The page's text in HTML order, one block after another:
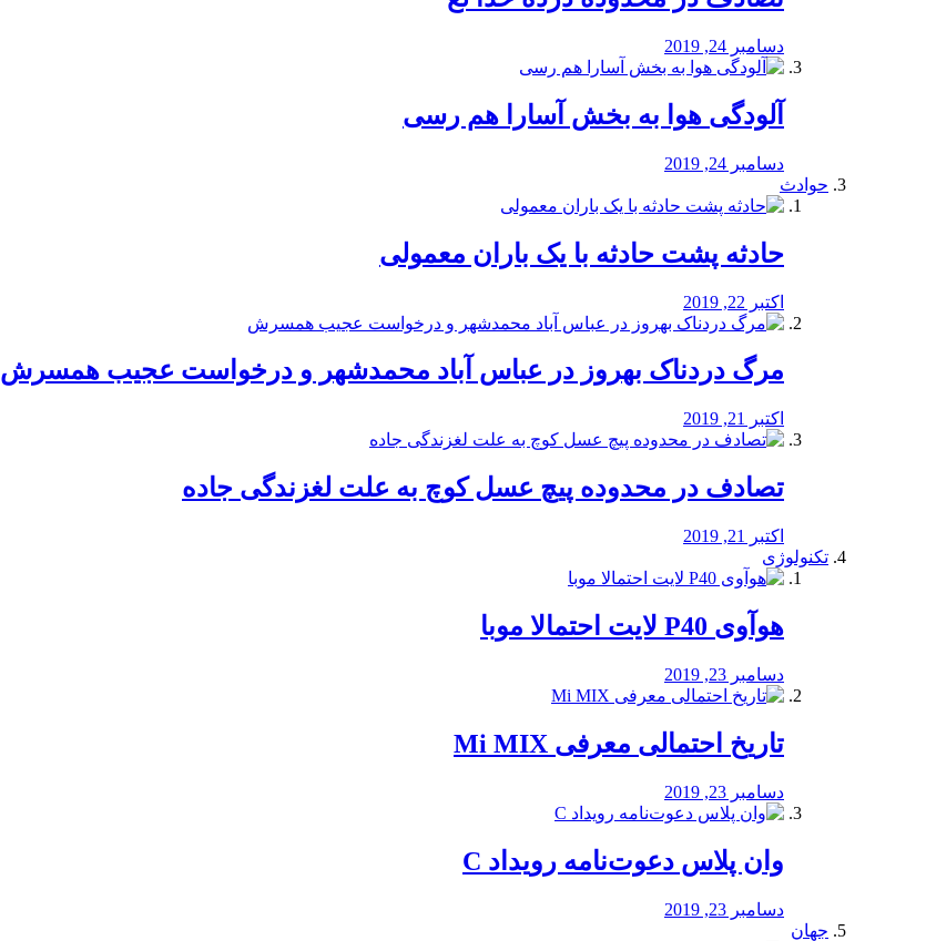
دسامبر 24, 2019
آلودگی هوا به بخش آسارا هم رسی
دسامبر 24, 2019
حوادث
️حادثه پشت حادثه با یک باران معمولی
اکتبر 22, 2019
مرگ دردناک بهروز در عباس آباد محمدشهر و درخواست عجیب همسرش
اکتبر 21, 2019
تصادف در محدوده پیچ عسل کوچ به علت لغزندگی جاده
اکتبر 21, 2019
تکنولوژی
هوآوی P40 لایت احتمالا موبا
دسامبر 23, 2019
تاریخ احتمالی معرفی Mi MIX
دسامبر 23, 2019
وان پلاس دعوت‌نامه رویداد C
دسامبر 23, 2019
جهان